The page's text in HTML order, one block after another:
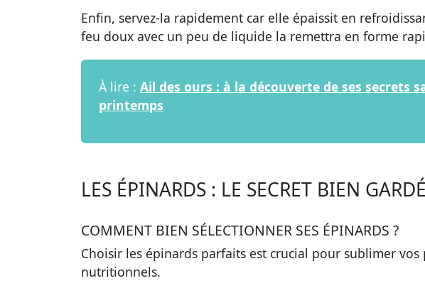
Enfin, servez-la rapidement car elle épaissit en
feu doux avec un peu de liquide la remettra en forme
À lire : Ail des ours : à la découverte de ses secrets
printemps
LES ÉPINARDS : LE SECRET BIEN GARDÉ
COMMENT BIEN SÉLECTIONNER SES ÉPINARDS ?
Choisir les épinards parfaits est crucial pour sublimer
nutritionnels.